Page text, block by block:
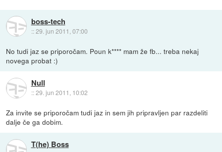
boss-tech
::29. jun 2011, 07:00
No tudi jaz se priporočam. Poun k**** mam že fb... treba nekaj
novega probat :)
Null
::29. jun 2011, 10:02
Za invite se priporočam tudi jaz in sem jih pripravljen par razdeliti
dalje če ga dobim.
T(he) Boss